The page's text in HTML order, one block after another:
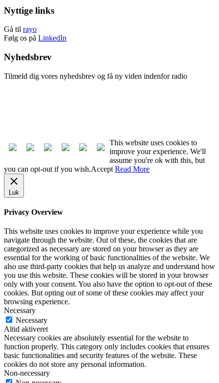
Nyttige links
Gå til rayo
Følg os på LinkedIn
Nyhedsbrev
Tilmeld dig vores nyhedsbrev og få ny viden indenfor radio
This website uses cookies to
improve your experience. We'll
assume you're ok with this, but
you can opt-out if you wish.Accept Read More
Luk
Privacy Overview
This website uses cookies to improve your experience while you
navigate through the website. Out of these, the cookies that are
categorized as necessary are stored on your browser as they are
essential for the working of basic functionalities of the website. We
also use third-party cookies that help us analyze and understand how
you use this website. These cookies will be stored in your browser
only with your consent. You also have the option to opt-out of these
cookies. But opting out of some of these cookies may affect your
browsing experience.
Necessary
Necessary
Altid aktiveret
Necessary cookies are absolutely essential for the website to
function properly. This category only includes cookies that ensures
basic functionalities and security features of the website. These
cookies do not store any personal information.
Non-necessary